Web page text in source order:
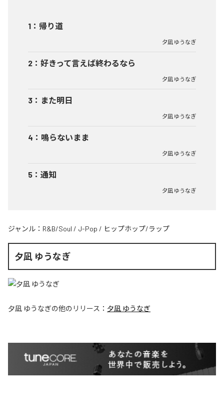
1 ： 帰り道
夕凪 ゆうなぎ
2 ： 好きって言えば終わるなら
夕凪 ゆうなぎ
3 ： また明日
夕凪 ゆうなぎ
4 ： 鳴らないまま
夕凪 ゆうなぎ
5 ： 通知
夕凪 ゆうなぎ
ジャンル： R&B/Soul / J-Pop / ヒップホップ/ラップ
夕凪 ゆうなぎ
夕凪 ゆうなぎの他のリリース： 夕凪 ゆうなぎ